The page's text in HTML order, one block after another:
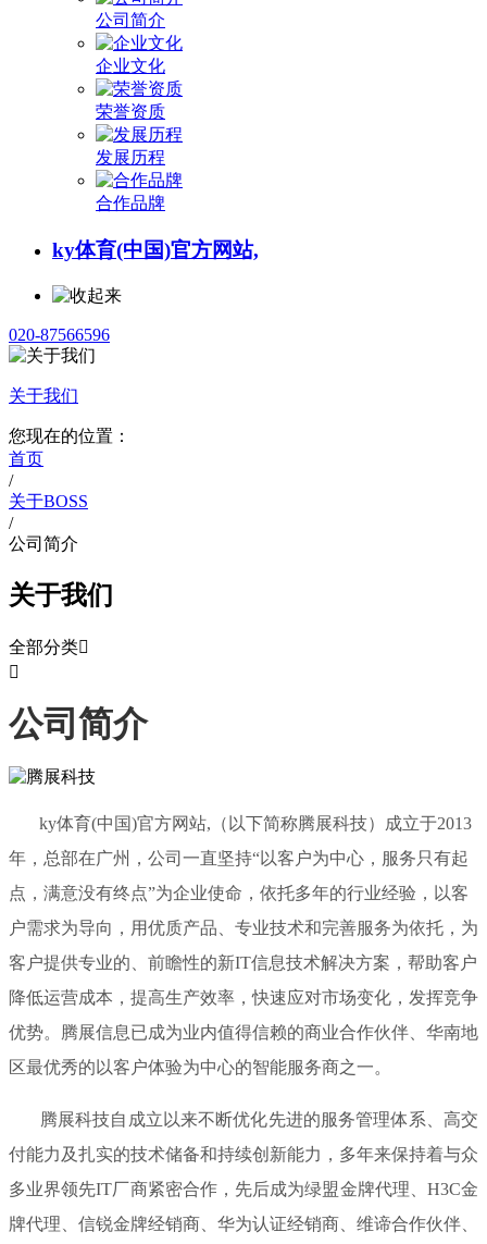
公司简介
企业文化
荣誉资质
发展历程
合作品牌
ky体育(中国)官方网站,
020-87566596
关于我们
您现在的位置：
首页
/
关于BOSS
/
公司简介
关于我们
全部分类

公司简介
ky体育(中国)官方网站,（以下简称腾展科技）成立于2013
年，总部在广州，公司一直坚持“以客户为中心，服务只有起
点，满意没有终点”为企业使命，依托多年的行业经验，以客
户需求为导向，用优质产品、专业技术和完善服务为依托，为
客户提供专业的、前瞻性的新IT信息技术解决方案，帮助客户
降低运营成本，提高生产效率，快速应对市场变化，发挥竞争
优势。腾展信息已成为业内值得信赖的商业合作伙伴、华南地
区最优秀的以客户体验为中心的智能服务商之一。
腾展科技自成立以来不断优化先进的服务管理体系、高交
付能力及扎实的技术储备和持续创新能力，多年来保持着与众
多业界领先IT厂商紧密合作，先后成为绿盟金牌代理、H3C金
牌代理、信锐金牌经销商、华为认证经销商、维谛合作伙伴、